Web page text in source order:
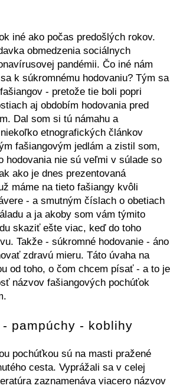
iné ako počas predošlých rokov.
obmedzenia sociálnych
pandémii. Čo iné nám
k súkromnému hodovaniu? Tým sa
- pretože tie boli popri
aj obdobím hodovania pred
Dal som si tú námahu a
etnografických článkov
fašiangovým jedlám a zistil som,
hodovania nie sú veľmi v súlade so
ako je dnes prezentovaná
máme na tieto fašiangy kvôli
- a smutným číslach o obetiach
a ja akoby som vám týmito
skaziť ešte viac, keď do toho
Takže - súkromné hodovanie - áno
zdravú mieru. Táto úvaha na
od toho, o čom chcem písať - a to je
názvov fašiangových pochúťok
pampúchy - koblihy
pochúťkou sú na masti pražené
cesta. Vyprážali sa v celej
zaznamenáva viacero názvov